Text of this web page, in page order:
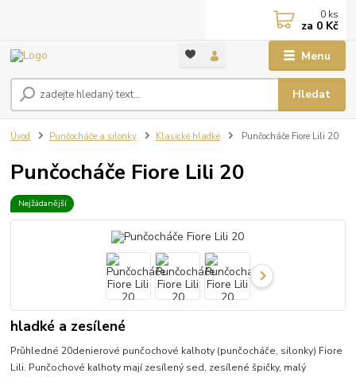
Menu
Hledat
0 ks
za 0 Kč
Úvod Punčocháče a silonky Klasické hladké Punčocháče Fiore Lili 20
Punčocháče Fiore Lili 20
Nejžádanější
hladké a zesílené
Průhledné 20denierové punčochové kalhoty (punčocháče, silonky) Fiore
Lili. Punčochové kalhoty mají zesílený sed, zesílené špičky, malý